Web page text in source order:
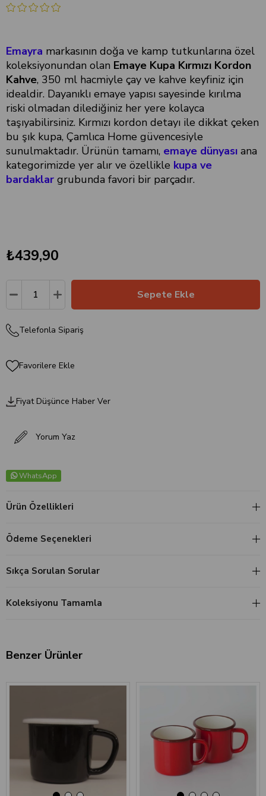
Emayra markasının doğa ve kamp tutkunlarına özel
koleksiyonundan olan Emaye Kupa Kırmızı Kordon
Kahve, 350 ml hacmiyle çay ve kahve keyfiniz için
idealdir. Dayanıklı emaye yapısı sayesinde kırılma
riski olmadan dilediğiniz her yere kolayca
taşıyabilirsiniz. Kırmızı kordon detayı ile dikkat çeken
bu şık kupa, Çamlıca Home güvencesiyle
sunulmaktadır. Ürünün tamamı, emaye dünyası ana
kategorimizde yer alır ve özellikle kupa ve
bardaklar grubunda favori bir parçadır.
₺439,90
Telefonla Sipariş
Favorilere Ekle
Fiyat Düşünce Haber Ver
Yorum Yaz
WhatsApp
Ürün Özellikleri
Ödeme Seçenekleri
Sıkça Sorulan Sorular
Koleksiyonu Tamamla
Benzer Ürünler